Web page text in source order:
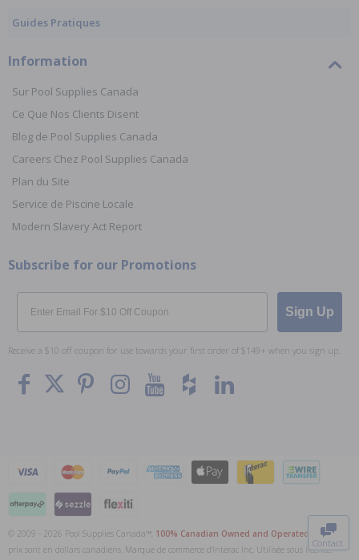
Contact
Guides Pratiques
Information
Sur Pool Supplies Canada
Ce Que Nos Clients Disent
Blog de Pool Supplies Canada
Careers Chez Pool Supplies Canada
Plan du Site
Service de Piscine Locale
Modern Slavery Act Report
Subscribe for our Promotions
Email
Sign Up
Receive a $10 off coupon for use towards your first order of $149+ when you sign up.
© 2009 - 2026 Pool Supplies Canada™, 100% Canadian Owned and Operated
. Tous les
prix sont en dollars canadiens. Marque de commerce d'Interac Inc. Utilisée sous licence.